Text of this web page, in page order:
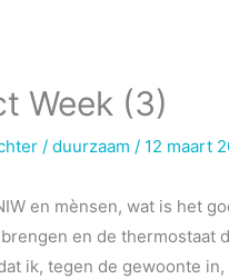
Week (3)
/duurzaam / 12 maart
en mènsen, wat is het
en de thermostaat
ik, tegen de gewoonte